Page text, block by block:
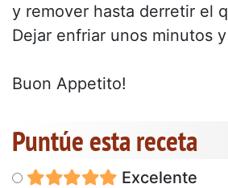
y remover hasta derretir el
Dejar enfriar unos minutos
Buon Appetito!
Puntúe esta receta
Excelente